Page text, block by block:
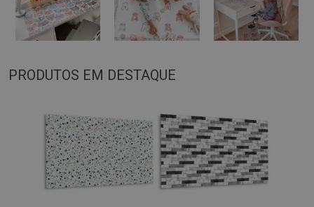
PRODUTOS EM DESTAQUE